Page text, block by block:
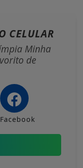
CELULAR
Minha
de
Facebook